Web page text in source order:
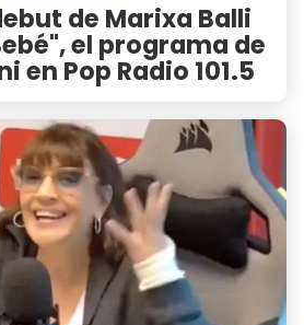
de Marixa Balli
el programa de
en Pop Radio 101.5